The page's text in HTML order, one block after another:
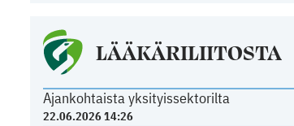
LÄÄKÄRILIITOSTA
Ajankohtaista yksityissektorilta
22.06.2026 14:26